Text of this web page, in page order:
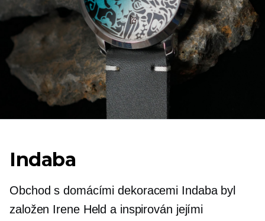
Indaba
Obchod s domácími dekoracemi Indaba byl
založen Irene Held a inspirován jejími